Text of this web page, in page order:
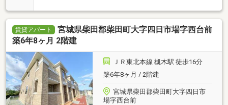
賃貸アパート
宮城県柴田郡柴田町大字四日市場字西台前
築6年8ヶ月 2階建
ＪＲ東北本線 槻木駅 徒歩16分
築6年8ヶ月 / 2階建
宮城県柴田郡柴田町大字四日市
場字西台前